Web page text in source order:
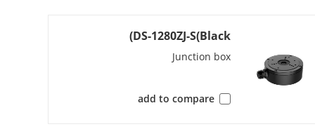
DS-1280ZJ-S(Black)
Junction box
add to compare